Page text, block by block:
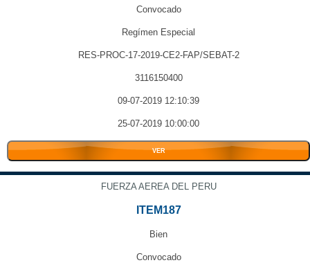
Convocado
Regímen Especial
RES-PROC-17-2019-CE2-FAP/SEBAT-2
3116150400
09-07-2019 12:10:39
25-07-2019 10:00:00
VER
FUERZA AEREA DEL PERU
ITEM187
Bien
Convocado